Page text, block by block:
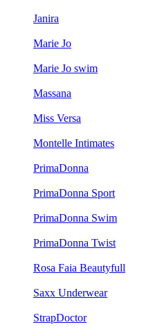
Janira
Marie Jo
Marie Jo swim
Massana
Miss Versa
Montelle Intimates
PrimaDonna
PrimaDonna Sport
PrimaDonna Swim
PrimaDonna Twist
Rosa Faia Beautyfull
Saxx Underwear
StrapDoctor